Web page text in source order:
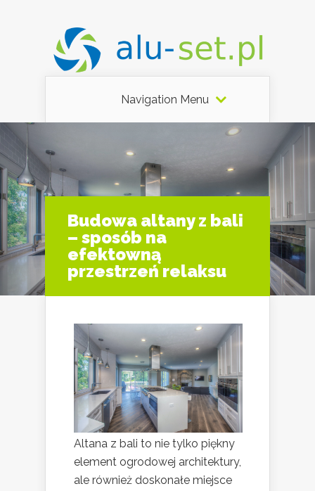
Navigation Menu
Budowa altany z bali
– sposób na
efektowną
przestrzeń relaksu
Altana z bali to nie tylko piękny
element ogrodowej architektury,
ale również doskonałe miejsce